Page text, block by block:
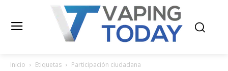
Inicio Etiquetas Participación ciudadana